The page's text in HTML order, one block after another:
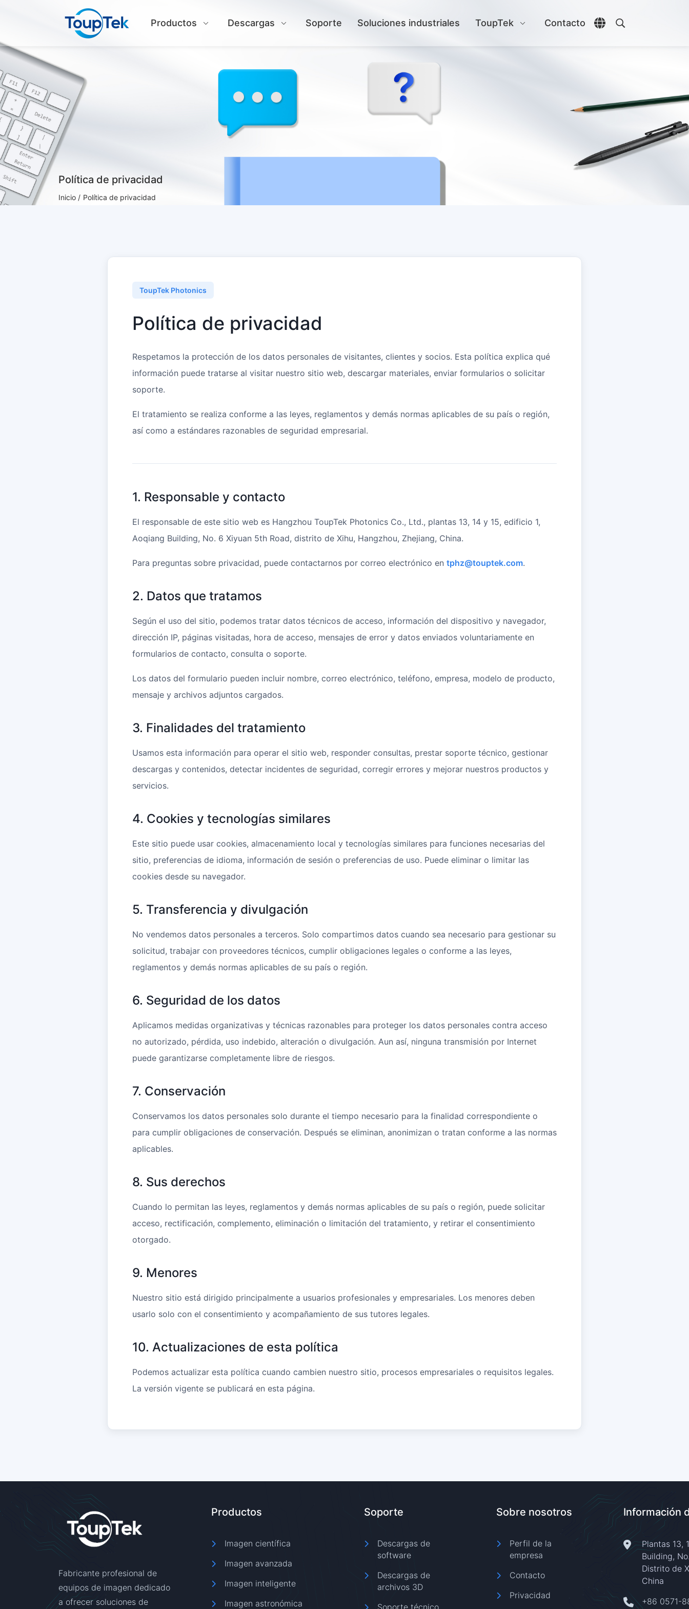
Productos Descargas Soporte Soluciones industriales ToupTek Contacto
Abrir selector de
Abrir búsqueda
Política de privacidad
Inicio / Política de privacidad
ToupTek Photonics
Política de privacidad
Respetamos la protección de los datos personales de visitantes, clientes y socios. Esta política explica qué
información puede tratarse al visitar nuestro sitio web, descargar materiales, enviar formularios o solicitar
soporte.
El tratamiento se realiza conforme a las leyes, reglamentos y demás normas aplicables de su país o región,
así como a estándares razonables de seguridad empresarial.
1. Responsable y contacto
El responsable de este sitio web es Hangzhou ToupTek Photonics Co., Ltd., plantas 13, 14 y 15, edificio 1,
Aoqiang Building, No. 6 Xiyuan 5th Road, distrito de Xihu, Hangzhou, Zhejiang, China.
Para preguntas sobre privacidad, puede contactarnos por correo electrónico en tphz@touptek.com.
2. Datos que tratamos
Según el uso del sitio, podemos tratar datos técnicos de acceso, información del dispositivo y navegador,
dirección IP, páginas visitadas, hora de acceso, mensajes de error y datos enviados voluntariamente en
formularios de contacto, consulta o soporte.
Los datos del formulario pueden incluir nombre, correo electrónico, teléfono, empresa, modelo de producto,
mensaje y archivos adjuntos cargados.
3. Finalidades del tratamiento
Usamos esta información para operar el sitio web, responder consultas, prestar soporte técnico, gestionar
descargas y contenidos, detectar incidentes de seguridad, corregir errores y mejorar nuestros productos y
servicios.
4. Cookies y tecnologías similares
Este sitio puede usar cookies, almacenamiento local y tecnologías similares para funciones necesarias del
sitio, preferencias de idioma, información de sesión o preferencias de uso. Puede eliminar o limitar las
cookies desde su navegador.
5. Transferencia y divulgación
No vendemos datos personales a terceros. Solo compartimos datos cuando sea necesario para gestionar su
solicitud, trabajar con proveedores técnicos, cumplir obligaciones legales o conforme a las leyes,
reglamentos y demás normas aplicables de su país o región.
6. Seguridad de los datos
Aplicamos medidas organizativas y técnicas razonables para proteger los datos personales contra acceso
no autorizado, pérdida, uso indebido, alteración o divulgación. Aun así, ninguna transmisión por Internet
puede garantizarse completamente libre de riesgos.
7. Conservación
Conservamos los datos personales solo durante el tiempo necesario para la finalidad correspondiente o
para cumplir obligaciones de conservación. Después se eliminan, anonimizan o tratan conforme a las normas
aplicables.
8. Sus derechos
Cuando lo permitan las leyes, reglamentos y demás normas aplicables de su país o región, puede solicitar
acceso, rectificación, complemento, eliminación o limitación del tratamiento, y retirar el consentimiento
otorgado.
9. Menores
Nuestro sitio está dirigido principalmente a usuarios profesionales y empresariales. Los menores deben
usarlo solo con el consentimiento y acompañamiento de sus tutores legales.
10. Actualizaciones de esta política
Podemos actualizar esta política cuando cambien nuestro sitio, procesos empresariales o requisitos legales.
La versión vigente se publicará en esta página.
Fabricante profesional de
equipos de imagen dedicado
a ofrecer soluciones de
Productos
Imagen científica
Imagen avanzada
Imagen inteligente
Imagen astronómica
Soporte
Descargas de
software
Descargas de
archivos 3D
Soporte técnico
Sobre nosotros
Perfil de la
empresa
Contacto
Privacidad
Información
Plantas 13,
Building,
Distrito de
China
+86 0571-